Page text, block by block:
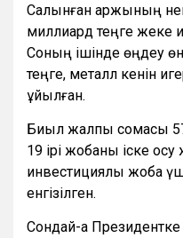
Салынған қаржының
миллиард теңге жеке
Соның ішінде өңдеу
теңге, металл кенін
құйылған.
Биыл жалпы сомасы
19 ірі жобаны іске
инвестициялық жоба
енгізілген.
Сондай-ақ Президентке